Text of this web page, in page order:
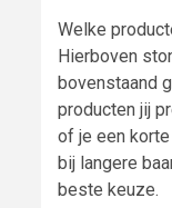
Welke
Hierboven
bovenstaand
producten jij
of je een
bij langere
beste keuze.